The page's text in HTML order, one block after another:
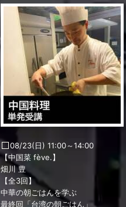
08/23(日) 11:00～14:00
【中国菜 fève.】
畑川 豊
【全3回】
中華の朝ごはんを学ぶ
最終回「台湾の朝ごはん」